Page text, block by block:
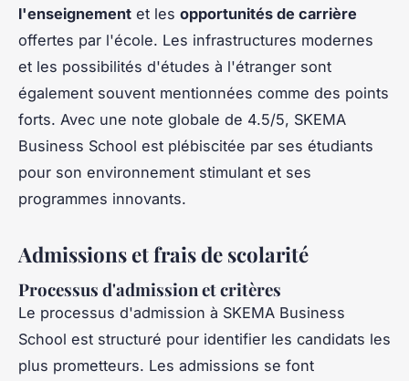
l'enseignement et les opportunités de carrière
offertes par l'école. Les infrastructures modernes
et les possibilités d'études à l'étranger sont
également souvent mentionnées comme des points
forts. Avec une note globale de 4.5/5, SKEMA
Business School est plébiscitée par ses étudiants
pour son environnement stimulant et ses
programmes innovants.
Admissions et frais de scolarité
Processus d'admission et critères
Le processus d'admission à SKEMA Business
School est structuré pour identifier les candidats les
plus prometteurs. Les admissions se font